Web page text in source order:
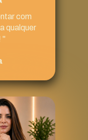
com
qualquer
"